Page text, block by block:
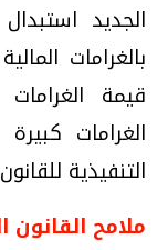
الجديد
بالغرامات
قيمة
الغرامات
التنفيذية
ملامح القانون